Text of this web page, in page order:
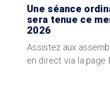
Une séance
sera tenue ce
2026
Assistez aux
en direct via la page